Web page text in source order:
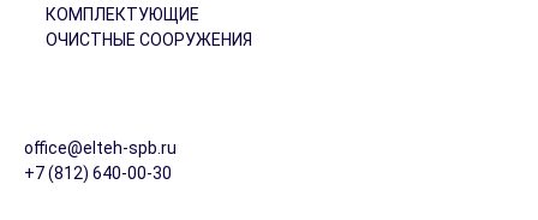
КОМПЛЕКТУЮЩИЕ
ОЧИСТНЫЕ СООРУЖЕНИЯ
office@elteh-spb.ru
+7 (812) 640-00-30